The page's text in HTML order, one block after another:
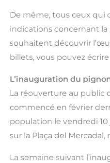
De même, tous ceux qui
indications concernant la
souhaitent découvrir
billets, vous pouvez
L’inauguration du
La réouverture au public
commencé en février
population le vendredi 10
sur la Plaça del
La semaine suivant